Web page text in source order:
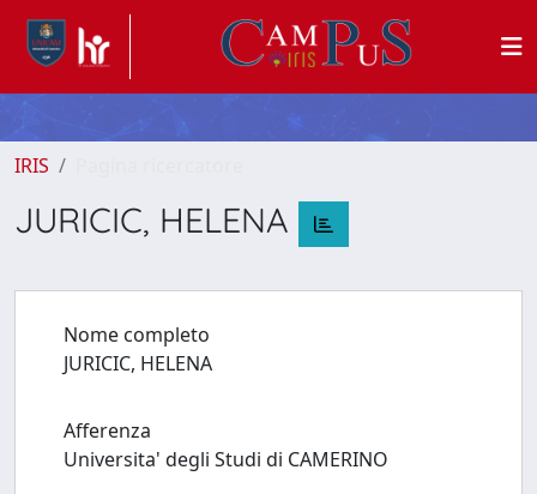
IRIS
JURICIC, HELENA
Nome completo
JURICIC, HELENA
Afferenza
Universita' degli Studi di CAMERINO